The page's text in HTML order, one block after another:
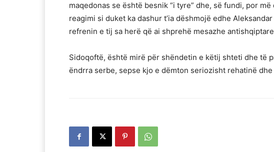
maqedonas se është besnik “i tyre” dhe, së fundi, por
reagimi si duket ka dashur t’ia dëshmojë edhe
refrenin e tij sa herë që ai shprehë mesazhe
Sidoqoftë, është mirë për shëndetin e këtij shteti dhe të
ëndrra serbe, sepse kjo e dëmton seriozisht rehatinë dhe